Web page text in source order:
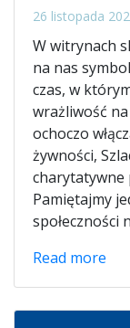
26 listopada
W witrynach
na nas
czas, w
wrażliwość
ochoczo
żywności,
charytatywne
Pamiętajmy
społeczności
Read more